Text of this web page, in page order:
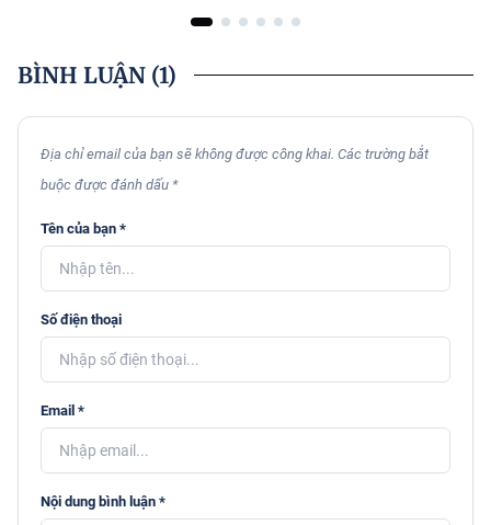
BÌNH LUẬN (1)
Địa chỉ email của bạn sẽ không được công khai. Các trường bắt
buộc được đánh dấu *
Tên của bạn *
Số điện thoại
Email *
Nội dung bình luận *